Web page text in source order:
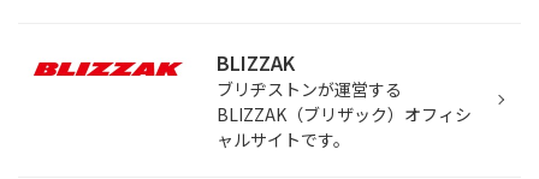
BLIZZAK
ブリヂストンが運営する
BLIZZAK（ブリザック）オフィシ
ャルサイトです。